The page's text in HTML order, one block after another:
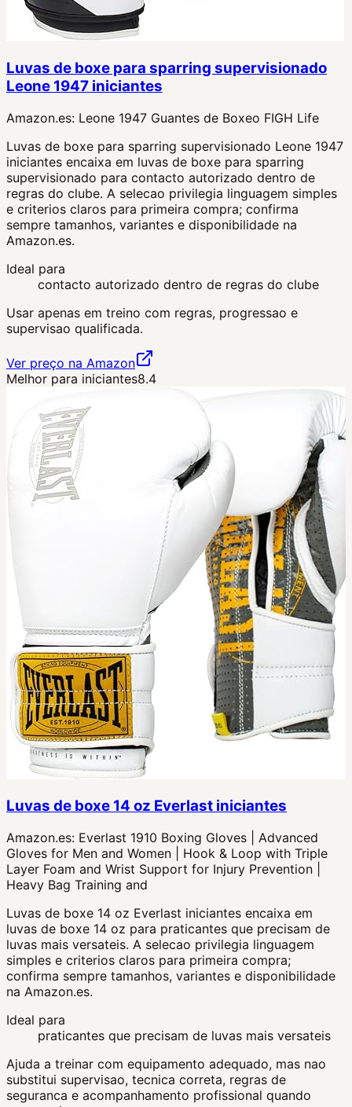
Luvas de boxe para sparring supervisionado
Leone 1947 iniciantes
Amazon.es: Leone 1947 Guantes de Boxeo FIGH Life
Luvas de boxe para sparring supervisionado Leone 1947
iniciantes encaixa em luvas de boxe para sparring
supervisionado para contacto autorizado dentro de
regras do clube. A selecao privilegia linguagem simples
e criterios claros para primeira compra; confirma
sempre tamanhos, variantes e disponibilidade na
Amazon.es.
Ideal para
contacto autorizado dentro de regras do clube
Usar apenas em treino com regras, progressao e
supervisao qualificada.
Ver preço na Amazon
Melhor para iniciantes8.4
Luvas de boxe 14 oz Everlast iniciantes
Amazon.es: Everlast 1910 Boxing Gloves | Advanced
Gloves for Men and Women | Hook & Loop with Triple
Layer Foam and Wrist Support for Injury Prevention |
Heavy Bag Training and
Luvas de boxe 14 oz Everlast iniciantes encaixa em
luvas de boxe 14 oz para praticantes que precisam de
luvas mais versateis. A selecao privilegia linguagem
simples e criterios claros para primeira compra;
confirma sempre tamanhos, variantes e disponibilidade
na Amazon.es.
Ideal para
praticantes que precisam de luvas mais versateis
Ajuda a treinar com equipamento adequado, mas nao
substitui supervisao, tecnica correta, regras de
seguranca e acompanhamento profissional quando